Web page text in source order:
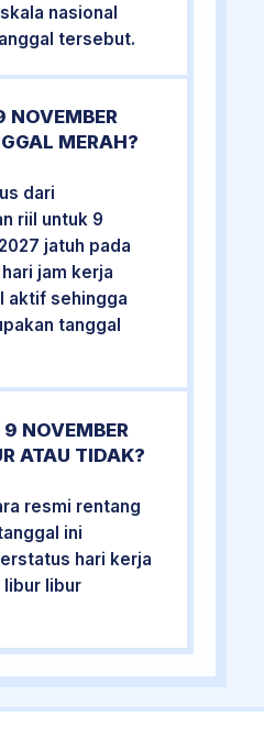
nasional
tersebut.
NOVEMBER
MERAH?
dari
riil untuk 9
jatuh pada
jam kerja
aktif sehingga
tanggal
NOVEMBER
ATAU TIDAK?
resmi rentang
ini
hari kerja
libur